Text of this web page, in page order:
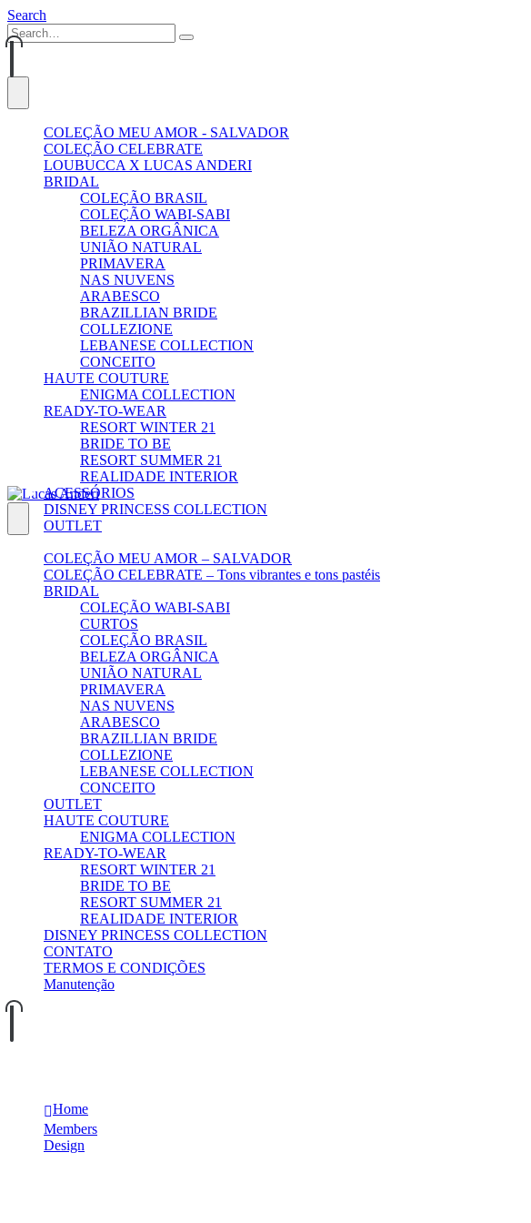
Search
COLEÇÃO MEU AMOR - SALVADOR
COLEÇÃO CELEBRATE
LOUBUCCA X LUCAS ANDERI
BRIDAL
COLEÇÃO BRASIL
COLEÇÃO WABI-SABI
BELEZA ORGÂNICA
UNIÃO NATURAL
PRIMAVERA
NAS NUVENS
ARABESCO
BRAZILLIAN BRIDE
COLLEZIONE
LEBANESE COLLECTION
CONCEITO
HAUTE COUTURE
ENIGMA COLLECTION
READY-TO-WEAR
RESORT WINTER 21
BRIDE TO BE
RESORT SUMMER 21
REALIDADE INTERIOR
ACESSÓRIOS
DISNEY PRINCESS COLLECTION
OUTLET
COLEÇÃO MEU AMOR – SALVADOR
COLEÇÃO CELEBRATE – Tons vibrantes e tons pastéis
BRIDAL
COLEÇÃO WABI-SABI
CURTOS
COLEÇÃO BRASIL
BELEZA ORGÂNICA
UNIÃO NATURAL
PRIMAVERA
NAS NUVENS
ARABESCO
BRAZILLIAN BRIDE
COLLEZIONE
LEBANESE COLLECTION
CONCEITO
OUTLET
HAUTE COUTURE
ENIGMA COLLECTION
READY-TO-WEAR
RESORT WINTER 21
BRIDE TO BE
RESORT SUMMER 21
REALIDADE INTERIOR
DISNEY PRINCESS COLLECTION
CONTATO
TERMOS E CONDIÇÕES
Manutenção
0
Home
Members
Design